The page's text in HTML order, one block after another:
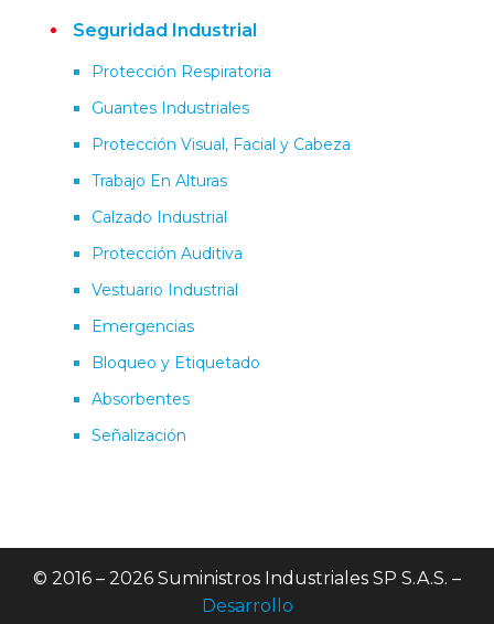
Seguridad Industrial
Protección Respiratoria
Guantes Industriales
Protección Visual, Facial y Cabeza
Trabajo En Alturas
Calzado Industrial
Protección Auditiva
Vestuario Industrial
Emergencias
Bloqueo y Etiquetado
Absorbentes
Señalización
© 2016 – 2026 Suministros Industriales SP S.A.S. –
Desarrollo